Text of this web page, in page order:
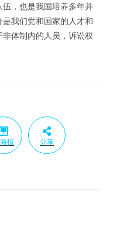
，也是我国培养多年并
我们党和国家的人才和
体制内的人员，诉讼权
报 分享